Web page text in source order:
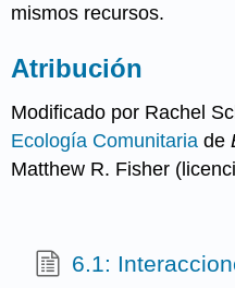
mismos recursos.
Atribución
Modificado por Rachel
Ecología Comunitaria de
Matthew R. Fisher
6.1: